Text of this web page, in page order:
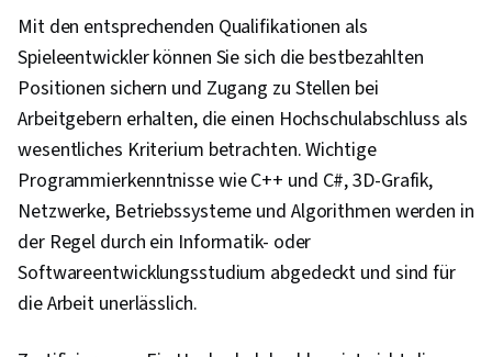
Mit den entsprechenden Qualifikationen als
Spieleentwickler können Sie sich die bestbezahlten
Positionen sichern und Zugang zu Stellen bei
Arbeitgebern erhalten, die einen Hochschulabschluss als
wesentliches Kriterium betrachten. Wichtige
Programmierkenntnisse wie C++ und C#, 3D-Grafik,
Netzwerke, Betriebssysteme und Algorithmen werden in
der Regel durch ein Informatik- oder
Softwareentwicklungsstudium abgedeckt und sind für
die Arbeit unerlässlich.